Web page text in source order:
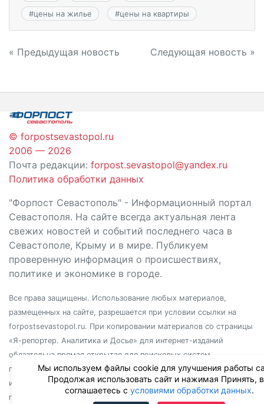
#цены на жилье #цены на квартиры
Навигация
записям
« Предыдущая новость Следующая новость »
© forpostsevastopol.ru
2006 — 2026
Почта редакции: forpost.sevastopol@yandex.ru
Политика обработки данных
"Форпост Севастополь" - Информационный портал
Севастополя. На сайте всегда актуальная лента
свежих новостей и событий последнего часа в
Севастополе, Крыму и в мире. Публикуем
проверенную информация о происшествиях,
политике и экономике в городе.
Все права защищены. Использование любых материалов,
размещенных на сайте, разрешается при условии ссылки на
forpostsevastopol.ru. При копировании материалов со страницы
«Я-репортер. Аналитика и Досье» для интернет-изданий
обязательна прямая открытая для поисковых систем
гиперссылка. Независимо от полного или частичного
использования материалов, ссылка должна быть размещена в
подзаголовке или первом абзаце материала.
Мы используем файлы cookie для улучшения работы
Продолжая использовать сайт и нажимая Принять,
соглашаетесь с условиями обработки данных.